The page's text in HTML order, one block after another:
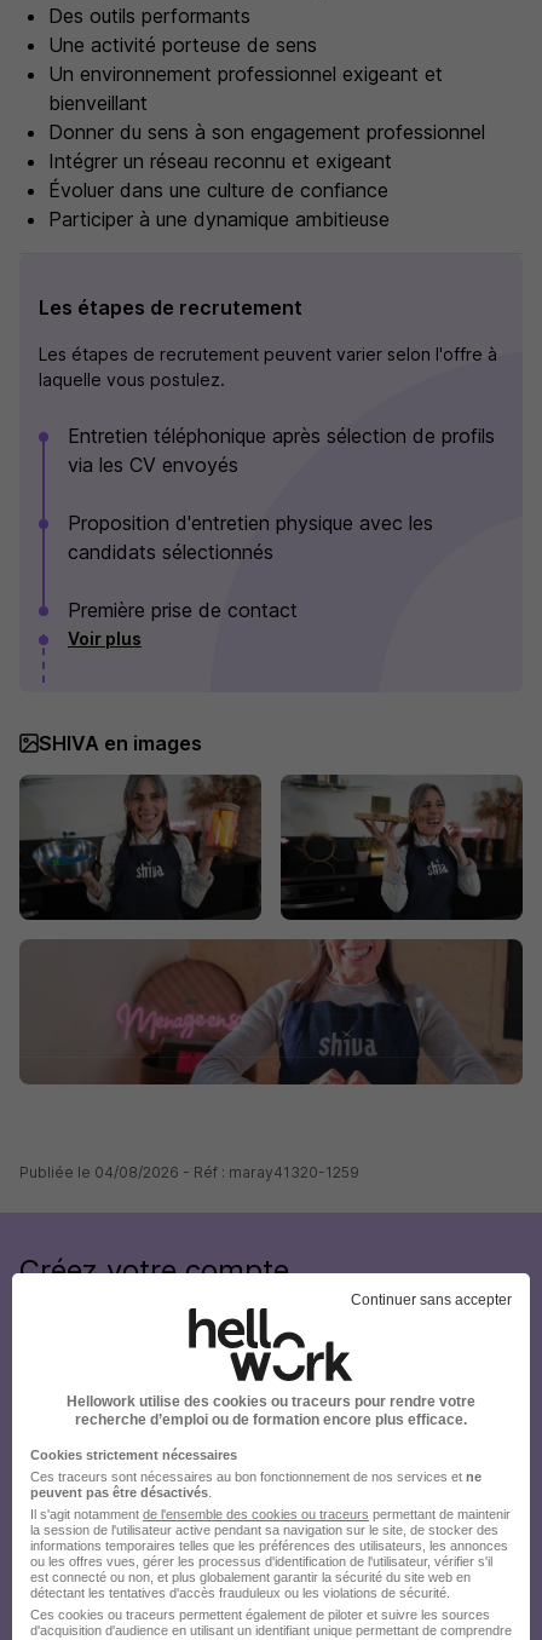
Des outils performants
Une activité porteuse de sens
Un environnement professionnel exigeant et
bienveillant
Donner du sens à son engagement professionnel
Intégrer un réseau reconnu et exigeant
Évoluer dans une culture de confiance
Participer à une dynamique ambitieuse
Les étapes de recrutement
Les étapes de recrutement peuvent varier selon l'offre à
laquelle vous postulez.
Entretien téléphonique après sélection de profils
via les CV envoyés
Proposition d'entretien physique avec les
candidats sélectionnés
Première prise de contact
Voir plus
SHIVA en images
Publiée le 04/08/2026 - Réf : maray41320-1259
Créez votre compte
Hellowork et postulez
sur le site du recruteur !
Continuer sans accepter
Hellowork utilise des cookies ou traceurs pour rendre votre
recherche d’emploi ou de formation encore plus efficace.
Cookies strictement nécessaires
Ces traceurs sont nécessaires au bon fonctionnement de nos services et ne
peuvent pas être désactivés
Il s'agit notamment de l'ensemble des cookies ou traceurs permettant de maintenir
la session de l'utilisateur active pendant sa navigation sur le site, de stocker des
informations temporaires telles que les préférences des utilisateurs, les annonces
ou les offres vues, gérer les processus d'identification de l'utilisateur, vérifier s'il
est connecté ou non, et plus globalement garantir la sécurité du site web en
détectant les tentatives d'accès frauduleux ou les violations de sécurité.
Ces cookies ou traceurs permettent également de piloter et suivre les sources
d'acquisition d'audience en utilisant un identifiant unique permettant de comprendre